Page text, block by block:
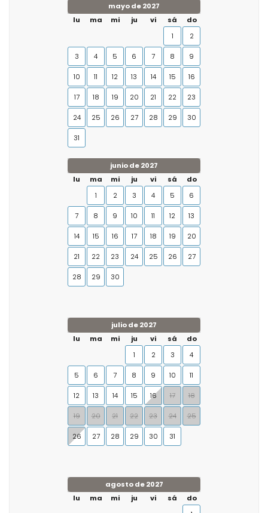
mayo de 2027
lu
ma mi ju vi sá
do
1
2
3 4 5 6 7 8 9
10 11 12 13 14 15 16
17 18 19 20 21 22 23
24 25 26 27 28 29 30
31
junio de 2027
lu
ma mi ju vi sá
do
1
2 3 4 5 6
7 8 9 10 11 12 13
14 15 16 17 18 19 20
21 22 23 24 25 26 27
28 29 30
julio de 2027
lu
ma mi ju vi sá
do
1
2 3 4
5 6 7 8 9 10 11
12 13 14 15 16 17 18
19 20 21 22 23 24 25
26 27 28 29 30 31
agosto de 2027
lu
ma mi ju vi sá
do